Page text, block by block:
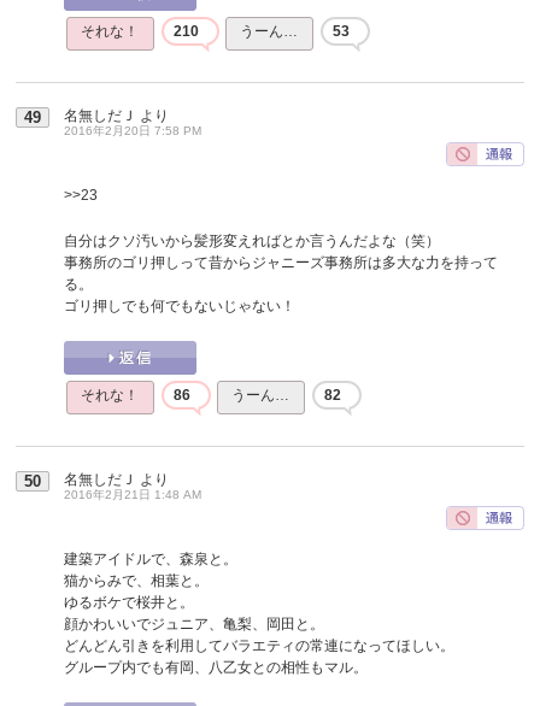
それな！ 210 うーん… 53
49 名無しだＪ より
2016年2月20日 7:58 PM
>>23
自分はクソ汚いから髪形変えればとか言うんだよな（笑）
事務所のゴリ押しって昔からジャニーズ事務所は多大な力を持って
る。
ゴリ押しでも何でもないじゃない！
それな！ 86 うーん… 82
50 名無しだＪ より
2016年2月21日 1:48 AM
建築アイドルで、森泉と。
猫からみで、相葉と。
ゆるボケで桜井と。
顔かわいいでジュニア、亀梨、岡田と。
どんどん引きを利用してバラエティの常連になってほしい。
グループ内でも有岡、八乙女との相性もマル。